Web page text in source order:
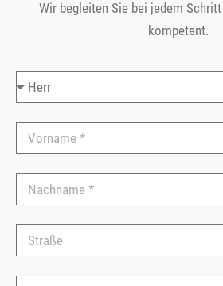
Wir begleiten Sie bei jedem
kompetent.